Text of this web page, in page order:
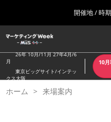
し
進
む
to
close
menu.
開催地 / 時
東京ビッグ
26年 10月/11月 27年4月/6
月
東京ビッグサイト/インテッ
クス大阪
10
ホーム 来場案内